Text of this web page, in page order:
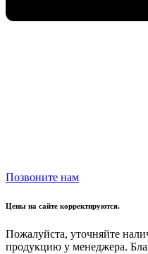
Позвоните нам
Цены на сайте корректируются.
Пожалуйста, уточняйте
продукцию у менеджера.